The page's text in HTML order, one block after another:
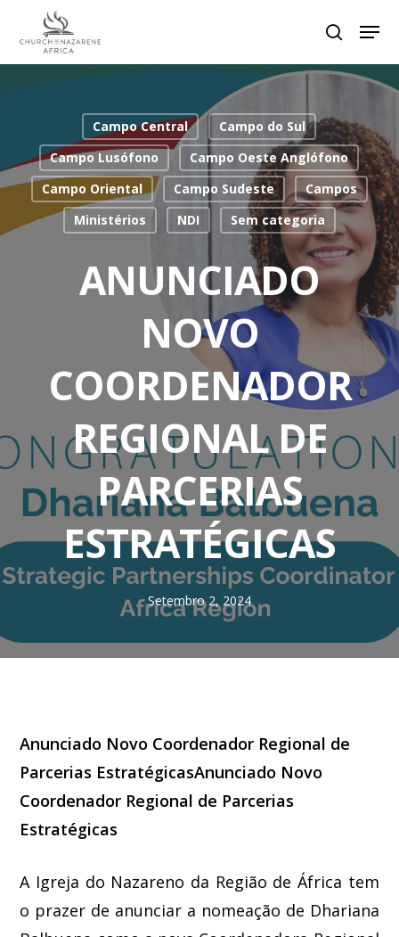
Hit enter to search or ESC to close
Campo Central
Campo do Sul
Campo Lusófono
Campo Oeste Anglófono
Campo Oriental
Campo Sudeste
Campos
Ministérios
NDI Sem categoria
ANUNCIADO
NOVO
COORDENADOR
REGIONAL DE
PARCERIAS
ESTRATÉGICAS
Setembro 2, 2024
Anunciado Novo Coordenador Regional de
Parcerias EstratégicasAnunciado Novo
Coordenador Regional de Parcerias
Estratégicas
A Igreja do Nazareno da Região de África tem
o prazer de anunciar a nomeação de Dhariana